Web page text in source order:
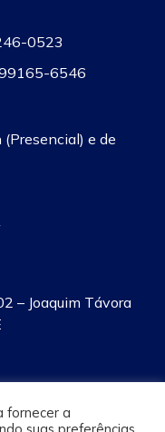
0523
6546
e de
– Joaquim Távora
fornecer a